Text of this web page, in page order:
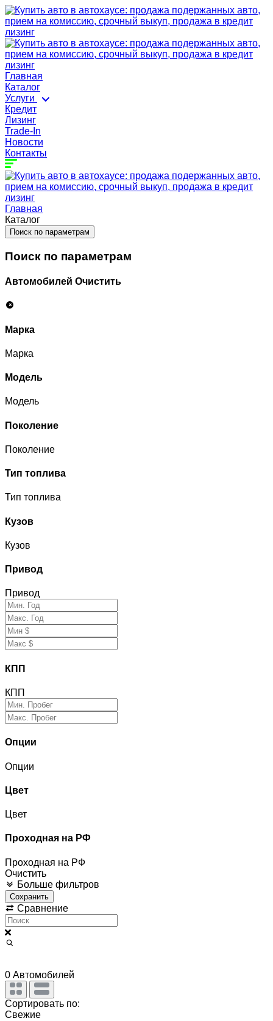
Главная
Каталог
Услуги
Кредит
Лизинг
Trade-In
Новости
Контакты
Главная
Каталог
Поиск по параметрам
Поиск по параметрам
Автомобилей Очистить
Марка
Марка
Модель
Модель
Поколение
Поколение
Тип топлива
Тип топлива
Кузов
Кузов
Привод
Привод
КПП
КПП
Опции
Опции
Цвет
Цвет
Проходная на РФ
Проходная на РФ
Очистить
Больше фильтров
Сохранить
Сравнение
0 Автомобилей
Сортировать по:
Свежие